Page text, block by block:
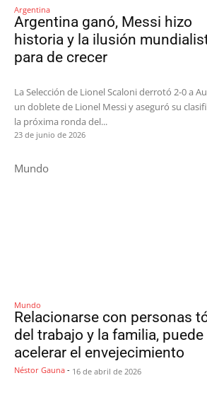
Argentina
Argentina ganó, Messi hizo
historia y la ilusión
para de crecer
La Selección de Lionel Scaloni derrotó 2-0 a
un doblete de Lionel Messi y aseguró su
la próxima ronda del...
23 de junio de 2026
Mundo
Mundo
Relacionarse con personas
del trabajo y la familia, puede
acelerar el envejecimiento
Néstor Gauna - 16 de abril de 2026